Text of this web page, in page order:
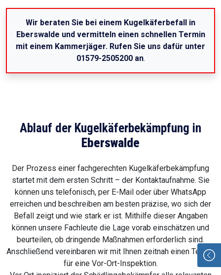
Wir beraten Sie bei einem Kugelkäferbefall in
Eberswalde und vermitteln einen schnellen Termin
mit einem Kammerjäger. Rufen Sie uns dafür unter
01579-2505200 an.
Ablauf der Kugelkäferbekämpfung in
Eberswalde
Der Prozess einer fachgerechten Kugelkäferbekämpfung
startet mit dem ersten Schritt – der Kontaktaufnahme. Sie
können uns telefonisch, per E-Mail oder über WhatsApp
erreichen und beschreiben am besten präzise, wo sich der
Befall zeigt und wie stark er ist. Mithilfe dieser Angaben
können unsere Fachleute die Lage vorab einschätzen und
beurteilen, ob dringende Maßnahmen erforderlich sind.
Anschließend vereinbaren wir mit Ihnen zeitnah einen Termin
für eine Vor-Ort-Inspektion.